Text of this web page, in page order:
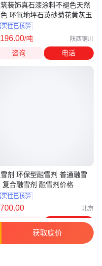
装饰真石漆涂料不褪色天然
环氧地坪石英砂菊花黄灰玉
实性已核验
196.00/吨 陕西铜川
咨询 电话
剂 环保型融雪剂 普通融雪
复合融雪剂 融雪剂价格
实性已核验
700.00 北京
咨询 电话
获取底价